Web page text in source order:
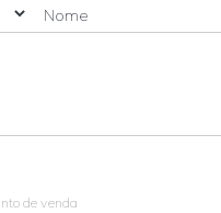
Nome
de venda